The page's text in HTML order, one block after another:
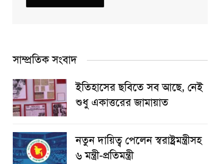
সাম্প্রতিক সংবাদ
ইতিহাসের ছবিতে সব আছে, নেই
শুধু একাত্তরের জামায়াত
নতুন দায়িত্ব পেলেন স্বরাষ্ট্রমন্ত্রীসহ
৬ মন্ত্রী-প্রতিমন্ত্রী